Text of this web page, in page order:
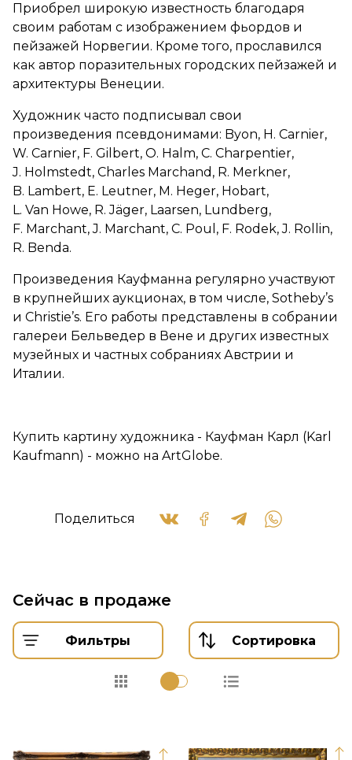
Приобрел широкую известность благодаря
своим работам с изображением фьордов и
пейзажей Норвегии. Кроме того, прославился
как автор поразительных городских пейзажей и
архитектуры Венеции.
Художник часто подписывал свои
произведения псевдонимами: Byon, H. Carnier,
W. Carnier, F. Gilbert, O. Halm, C. Charpentier,
J. Holmstedt, Charles Marchand, R. Merkner,
B. Lambert, E. Leutner, M. Heger, Hobart,
L. Van Howe, R. Jäger, Laarsen, Lundberg,
F. Marchant, J. Marchant, C. Poul, F. Rodek, J. Rollin,
R. Benda.
Произведения Кауфманна регулярно участвуют
в крупнейших аукционах, в том числе, Sotheby’s
и Christiе’s. Его работы представлены в собрании
галереи Бельведер в Вене и других известных
музейных и частных собраниях Австрии и
Италии.
Купить картину художника - Кауфман Карл (Karl
Kaufmann) - можно на ArtGlobe.
Поделиться
Сейчас в продаже
Фильтры Сортировка